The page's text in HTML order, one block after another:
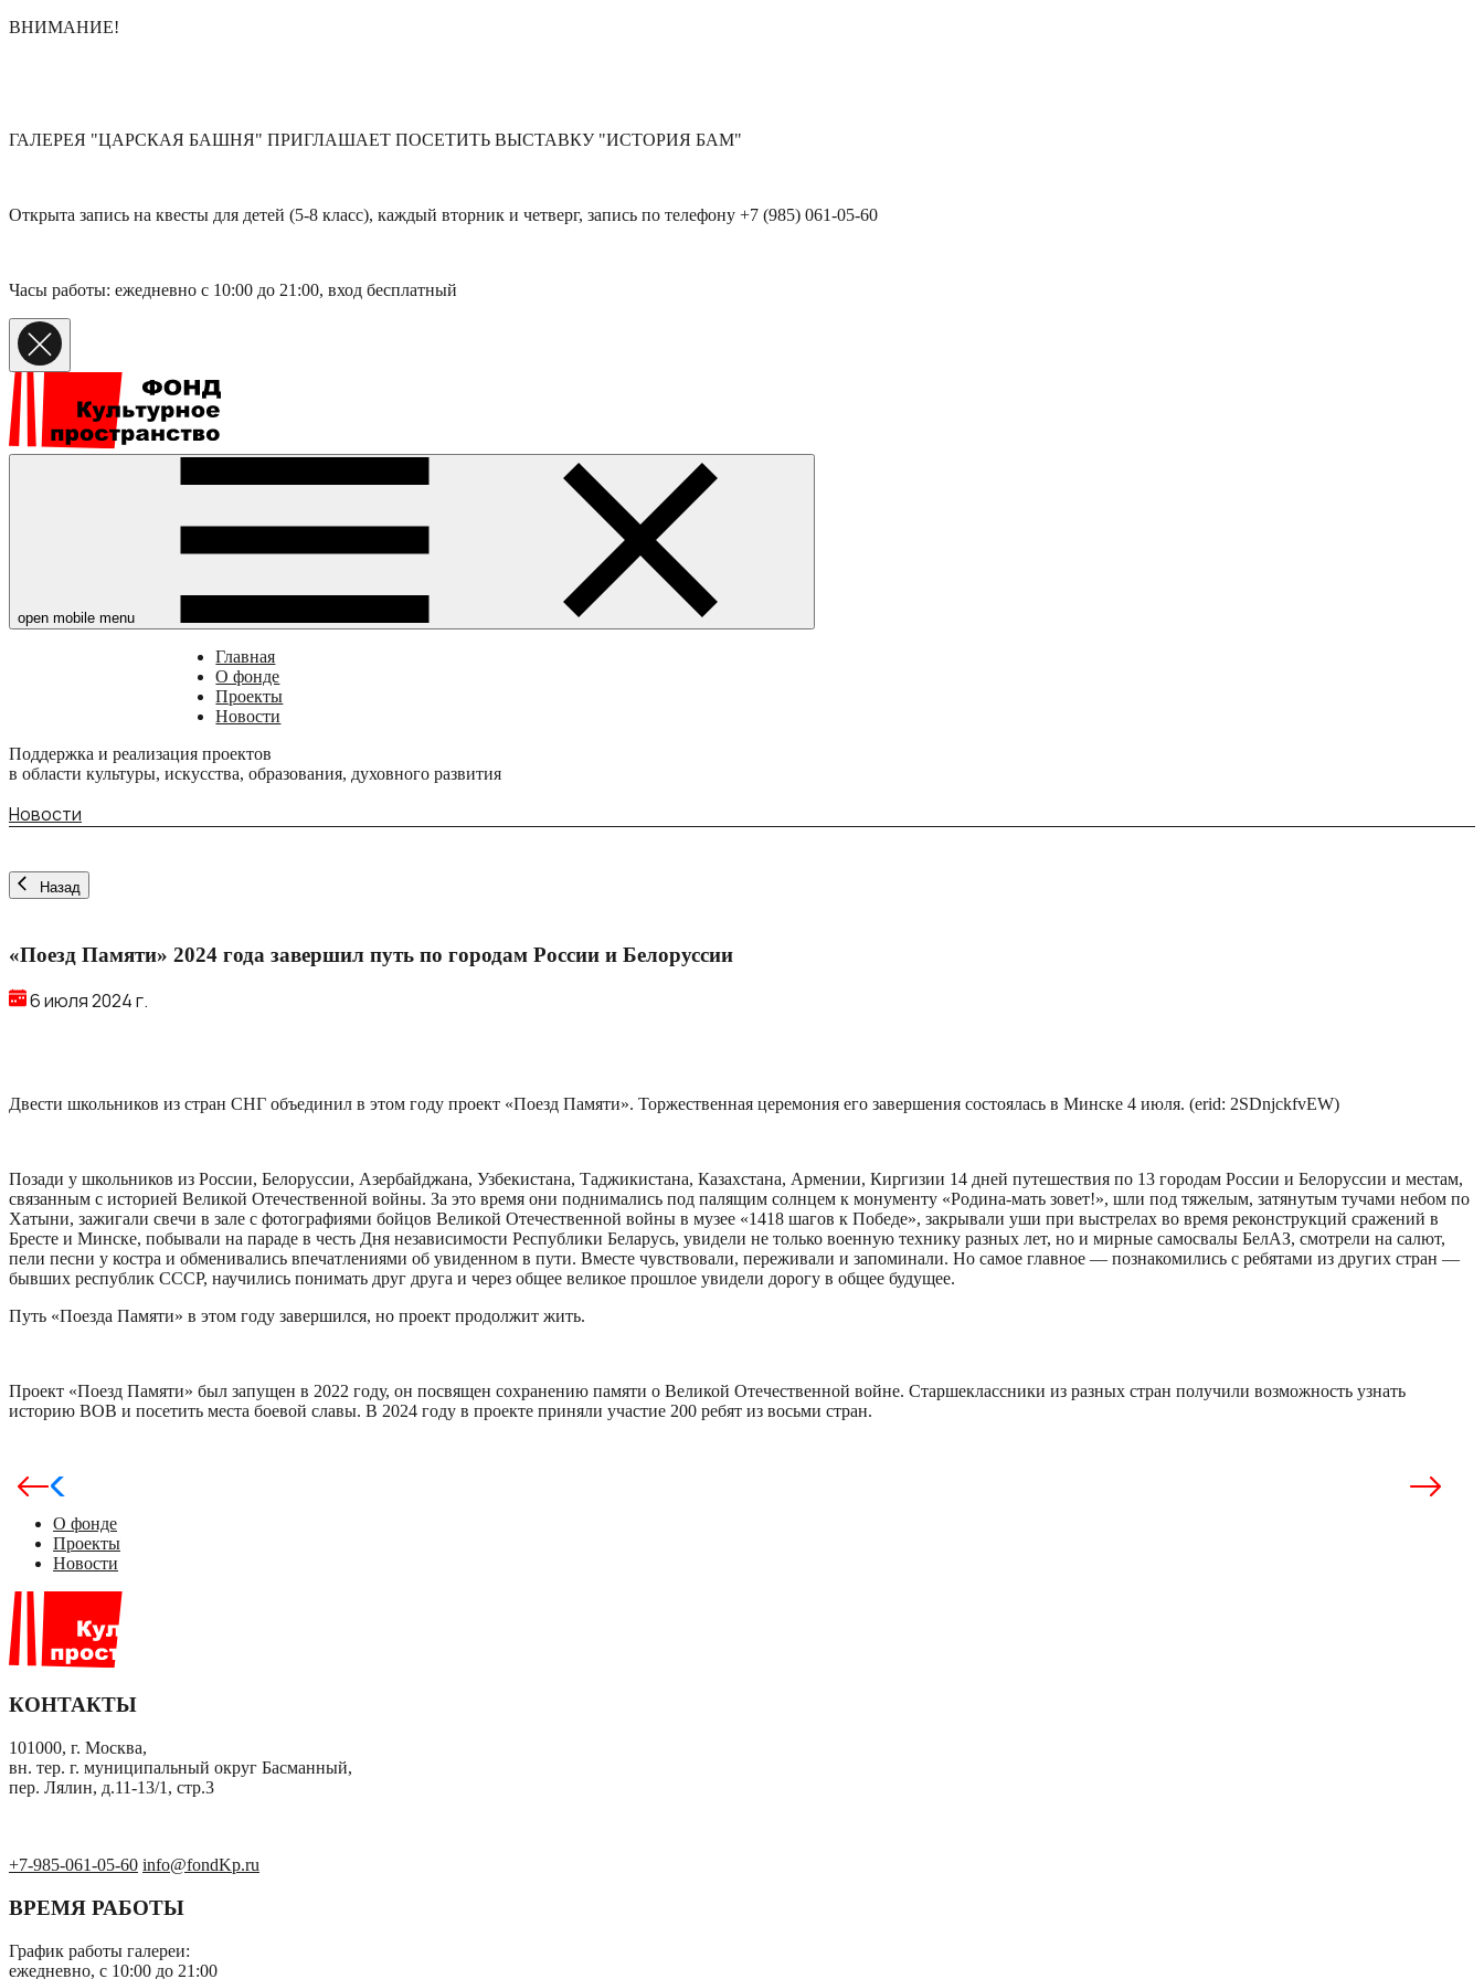
ВНИМАНИЕ!
ГАЛЕРЕЯ "ЦАРСКАЯ БАШНЯ" ПРИГЛАШАЕТ ПОСЕТИТЬ ВЫСТАВКУ "ИСТОРИЯ БАМ"
Открыта запись на квесты для детей (5-8 класс), каждый вторник и четверг, запись по телефону +7 (985) 061-05-60
Часы работы: ежедневно с 10:00 до 21:00, вход бесплатный
open mobile menu
Главная
О фонде
Проекты
Новости
Поддержка и реализация проектов
в области культуры, искусства, образования, духовного развития
Новости
Назад
«Поезд Памяти» 2024 года завершил путь по городам России и Белоруссии
6 июля 2024 г.
Двести школьников из стран СНГ объединил в этом году проект «Поезд Памяти». Торжественная церемония его завершения состоялась в Минске 4 июля. (erid: 2SDnjckfvEW)
Позади у школьников из России, Белоруссии, Азербайджана, Узбекистана, Таджикистана, Казахстана, Армении, Киргизии 14 дней путешествия по 13 городам России и Белоруссии и местам,
связанным с историей Великой Отечественной войны. За это время они поднимались под палящим солнцем к монументу «Родина-мать зовет!», шли под тяжелым, затянутым тучами небом по
Хатыни, зажигали свечи в зале с фотографиями бойцов Великой Отечественной войны в музее «1418 шагов к Победе», закрывали уши при выстрелах во время реконструкций сражений в
Бресте и Минске, побывали на параде в честь Дня независимости Республики Беларусь, увидели не только военную технику разных лет, но и мирные самосвалы БелАЗ, смотрели на салют,
пели песни у костра и обменивались впечатлениями об увиденном в пути. Вместе чувствовали, переживали и запоминали. Но самое главное — познакомились с ребятами из других стран —
бывших республик СССР, научились понимать друг друга и через общее великое прошлое увидели дорогу в общее будущее.
Путь «Поезда Памяти» в этом году завершился, но проект продолжит жить.
Проект «Поезд Памяти» был запущен в 2022 году, он посвящен сохранению памяти о Великой Отечественной войне. Старшеклассники из разных стран получили возможность узнать
историю ВОВ и посетить места боевой славы. В 2024 году в проекте приняли участие 200 ребят из восьми стран.
О фонде
Проекты
Новости
КОНТАКТЫ
101000, г. Москва,
вн. тер. г. муниципальный округ Басманный,
пер. Лялин, д.11-13/1, стр.3
+7-985-061-05-60 info@fondKp.ru
ВРЕМЯ РАБОТЫ
График работы галереи:
ежедневно, с 10:00 до 21:00